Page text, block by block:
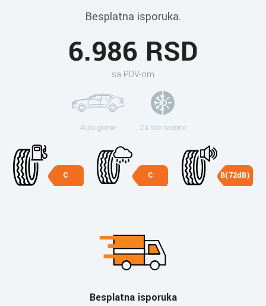
Besplatna isporuka.
6.986 RSD
sa PDV-om
Auto gume Za sve sezone
C C B(72dB)
Besplatna isporuka